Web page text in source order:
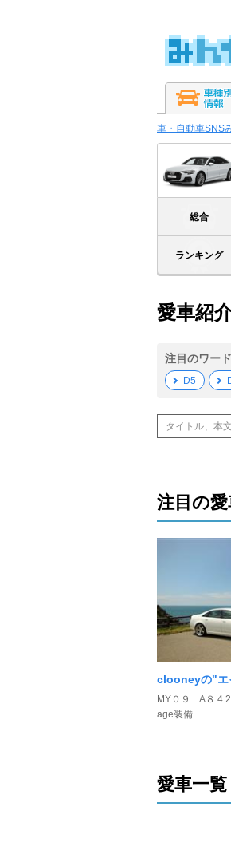
車・自動車SNS
総合
ランキング
愛車紹
注目のワード
D5
注目の
clooneyの"エ
MY０９ A８
age装備 ...
愛車一覧